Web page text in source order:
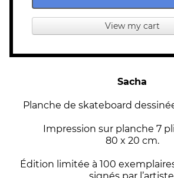
View my cart
Sacha
Planche de skateboard
Impression sur planche 7
80 x 20 cm.
Édition limitée à 100